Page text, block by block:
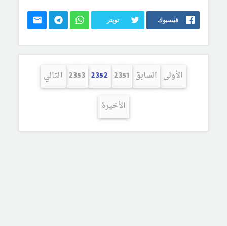
فيسبوك تويتر
الأولى السابق 2351
2352
2353 التالي
الأخيرة